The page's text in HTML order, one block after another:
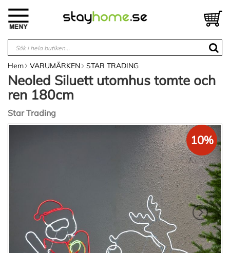
innehållet
Hem VARUMÄRKEN STAR TRADING
Neoled Siluett utomhus tomte och
ren 180cm
Star Trading
10%